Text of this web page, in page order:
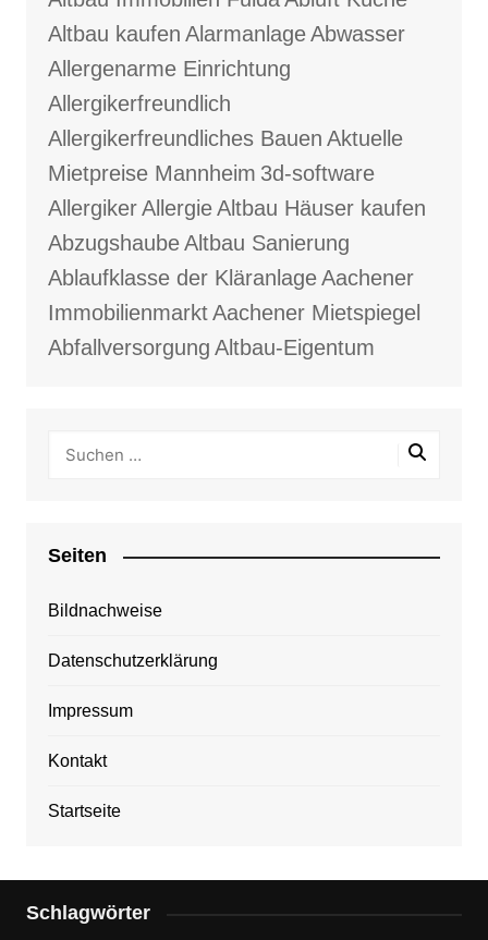
Altbau kaufen AlarmanlageAbwasser
Allergenarme Einrichtung
Allergikerfreundlich
Allergikerfreundliches Bauen Aktuelle
Mietpreise Mannheim 3d-software
AllergikerAllergieAltbau Häuser kaufen
AbzugshaubeAltbau Sanierung
Ablaufklasse der KläranlageAachener
ImmobilienmarktAachener Mietspiegel
Abfallversorgung Altbau-Eigentum
Seiten
Bildnachweise
Datenschutzerklärung
Impressum
Kontakt
Startseite
Schlagwörter